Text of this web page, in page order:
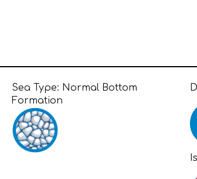
Sea Type: Normal Bottom
Formation